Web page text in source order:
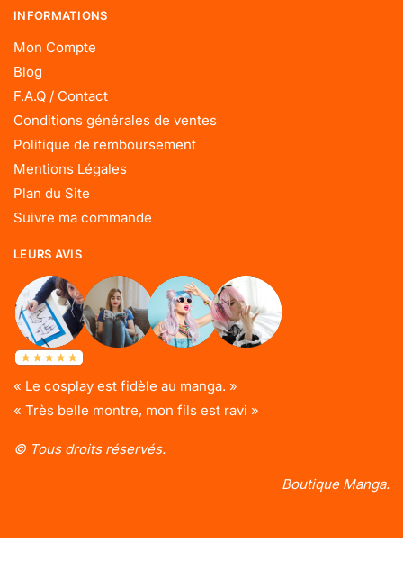
INFORMATIONS
Mon Compte
Blog
F.A.Q / Contact
Conditions générales de ventes
Politique de remboursement
Mentions Légales
Plan du Site
Suivre ma commande
LEURS AVIS
« Le cosplay est fidèle au manga. »
« Très belle montre, mon fils est ravi »
© Tous droits réservés.
Boutique Manga.